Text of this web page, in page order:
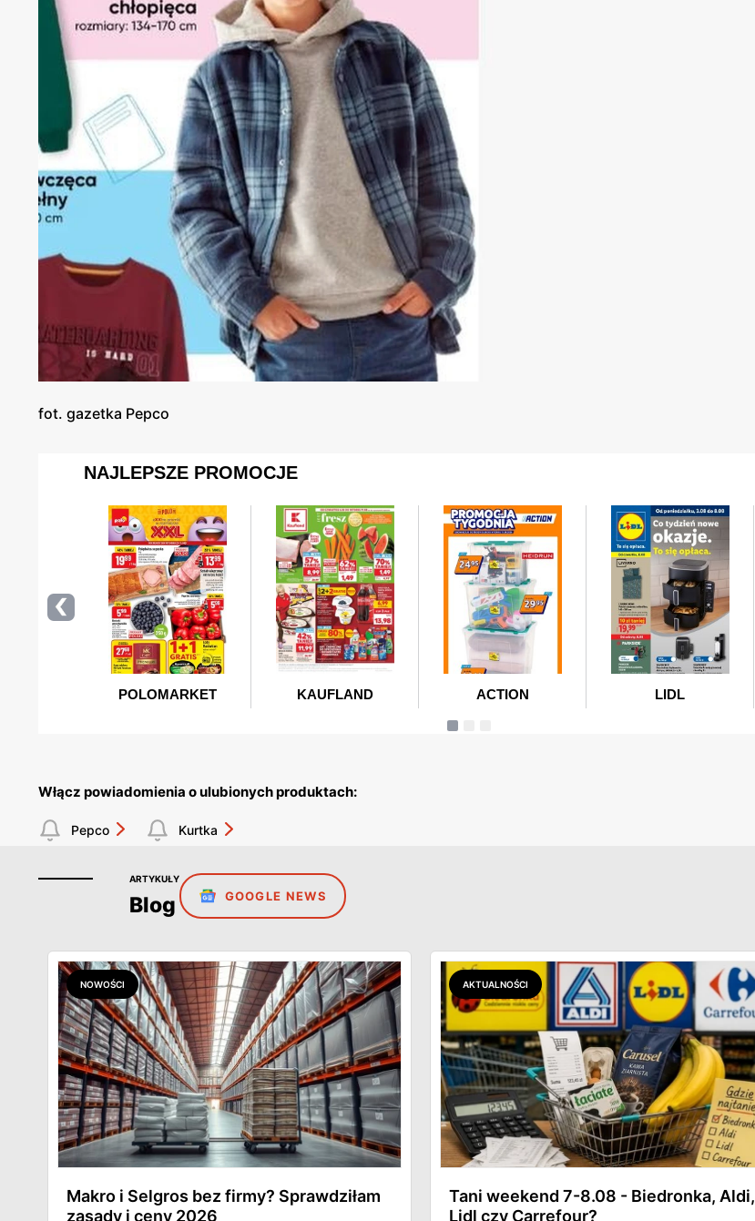
fot. gazetka Pepco
Włącz powiadomienia o ulubionych produktach:
Pepco Kurtka
ARTYKUŁY
Blog GOOGLE NEWS
NOWOŚCI
Makro i Selgros bez firmy? Sprawdziłam
zasady i ceny 2026
AKTUALNOŚCI
Tani weekend 7-8.08 - Biedronka, Aldi,
Lidl czy Carrefour?